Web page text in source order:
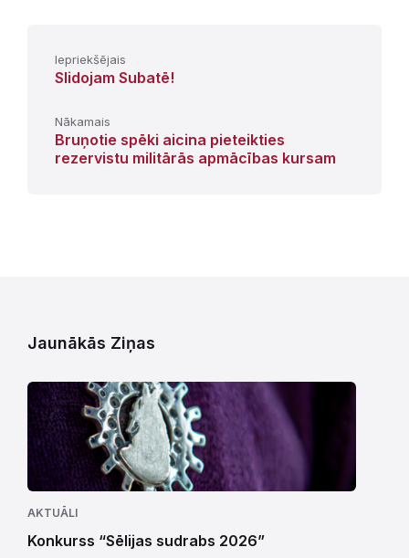
Iepriekšējais
Slidojam Subatē!
Nākamais
Bruņotie spēki aicina pieteikties
rezervistu militārās apmācības kursam
Jaunākās Ziņas
AKTUĀLI
Konkurss “Sēlijas sudrabs 2026”